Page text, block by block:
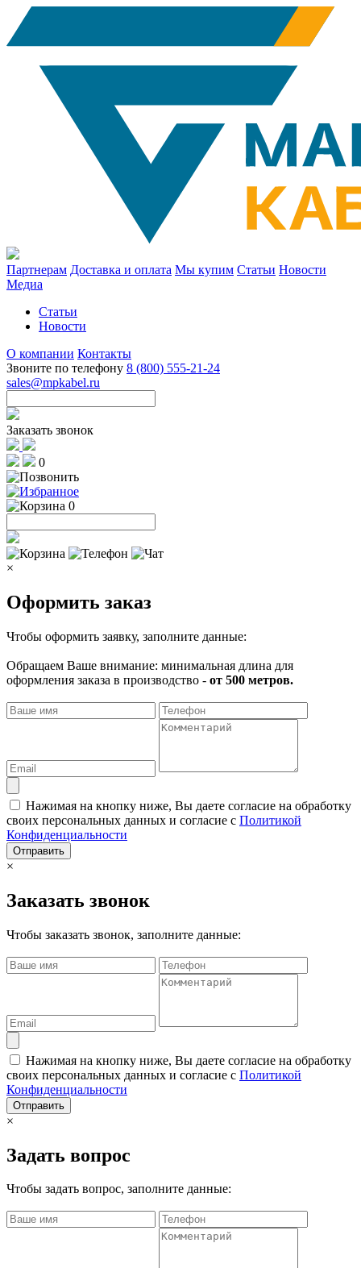
Партнерам Доставка и оплата Мы купим Статьи Новости
Медиа
Статьи
Новости
О компании Контакты
Звоните по телефону 8 (800) 555-21-24
sales@mpkabel.ru
Заказать звонок
0
0
×
Оформить заказ
Чтобы оформить заявку, заполните данные:
Обращаем Ваше внимание: минимальная длина для
оформления заказа в производство - от 500 метров.
Нажимая на кнопку ниже, Вы даете согласие на обработку
своих персональных данных и согласие с Политикой
Конфиденциальности
Отправить
×
Заказать звонок
Чтобы заказать звонок, заполните данные:
Нажимая на кнопку ниже, Вы даете согласие на обработку
своих персональных данных и согласие с Политикой
Конфиденциальности
Отправить
×
Задать вопрос
Чтобы задать вопрос, заполните данные: